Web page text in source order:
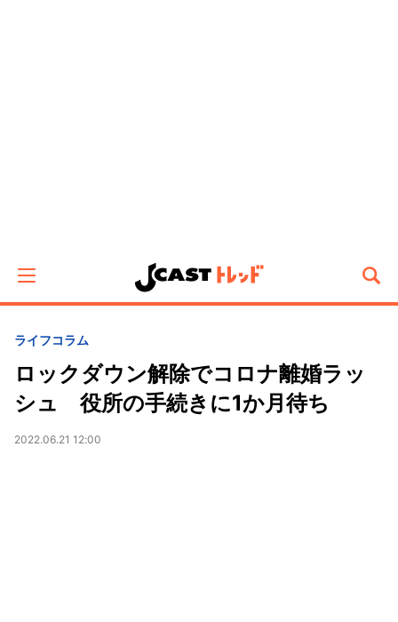
ライフコラム
ロックダウン解除でコロナ離婚ラッ
シュ 役所の手続きに1か月待ち
2022.06.21 12:00